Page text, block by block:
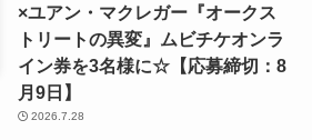
×ユアン・マクレガー『オークス
トリートの異変』ムビチケオンラ
イン券を3名様に☆【応募締切：8
月9日】
2026.7.28